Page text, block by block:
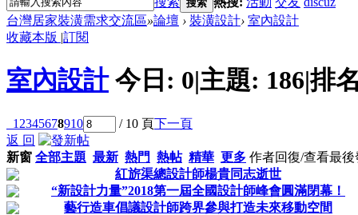
搜索
台灣居家裝潢需求交流區»論壇 › 裝潢設計› 室內設計
收藏本版 |訂閱
室內設計 今日: 0|主題: 186|排
1 2345678910 / 10 頁下一頁
返 回
新窗 全部主題 最新 熱門 熱帖 精華 更多 作者回復/查看最後
紅旂渠總設計師楊貴同志逝世
“新設計力量”2018第一屆全國設計師峰會圓滿閉幕！
藝行造車倡議設計師跨界參與打造未來移動空間